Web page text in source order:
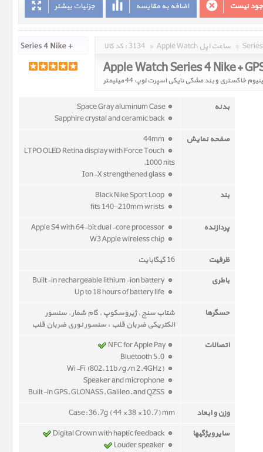
جزئیات بیشتر اضافه به مقایسه نیست
کد کالا : 3134 » Apple Watch ساعت اپل »
بدنه
Space Gray aluminum Case
صفحه نمایش
LTPO OLED Retina display with Force Touch
,1000 nits
Ion-X strengthened glass
بند
پردازنده
ظرفیت
16 گیگابایت
باطری
حسگرها
شتاب سنج , ژیروسکوپ , گام شمار , سنسور
الکتریکی ضربان قلب ، سنسور نوری ضربان قلب
اتصالات
NFC for Apple Pay
وزن و ابعاد
Case: 36.7g ( 44 × 38 × 10.7) mm
سایر ویژگیها